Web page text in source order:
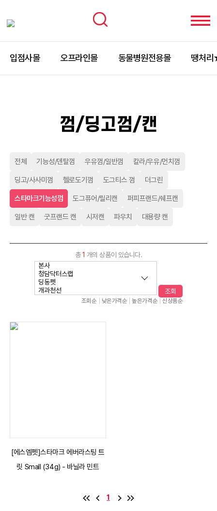
입점사몰 오프라인몰 동물병원전용몰 땡처
껌/딩고껌/캔
전체 기능성/덴탈껌 우유껌/일반껌 칼라/우유/먼치껌
딩고/사사미껌 헬로도기껌 도그티스 껌 더그린
스타마크기능성껌 도그퓨어/릴리캔 퍼피프랜드/쉐프캔
일반 캔 굿프랜드 캔 시저캔 파우치 대용량 캔
총1 개의 상품이 있습니다.
조회
조회순 낮은가격순 높은가격순 신상품순
[에스엠펫]스타마크 에버라스팅 트
릿 Small (34g) - 바닐라 민트
1